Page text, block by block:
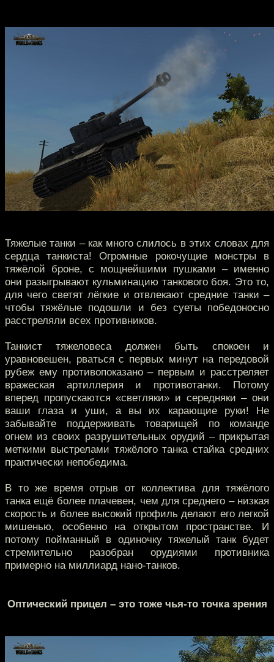
Тяжелые танки – как много слилось в этих словах для
сердца танкиста! Огромные рокочущие монстры в
тяжёлой броне, с мощнейшими пушками – именно
они разыгрывают кульминацию танкового боя. Это то,
для чего светят лёгкие и отвлекают средние танки –
чтобы тяжёлые подошли и без суеты победоносно
расстреляли всех противников.
Танкист тяжеловеса должен быть спокоен и
уравновешен, рваться с первых минут на передовой
рубеж ему противопоказано – первым и расстреляет
вражеская артиллерия и противотанки. Потому
вперед пропускаются «светляки» и середняки – они
ваши глаза и уши, а вы их карающие руки! Не
забывайте поддерживать товарищей по команде
огнем из своих разрушительных орудий – прикрытая
меткими выстрелами тяжёлого танка стайка средних
практически непобедима.
В то же время отрыв от коллектива для тяжёлого
танка ещё более плачевен, чем для среднего – низкая
скорость и более высокий профиль делают его легкой
мишенью, особенно на открытом пространстве. И
потому пойманный в одиночку тяжелый танк будет
стремительно разобран орудиями противника
примерно на миллиард нано-танков.
Оптический прицел – это тоже чья-то точка зрения